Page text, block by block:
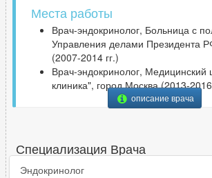
Места работы
Врач-эндокринолог, Больница с
Управления делами Президента
(2007-2014 гг.)
Врач-эндокринолог,
клиника", город Москва (2013-2016
описание врача
Специализация Врача
Эндокринолог